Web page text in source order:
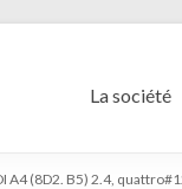
La société
A4 (8D2. B5) 2.4,